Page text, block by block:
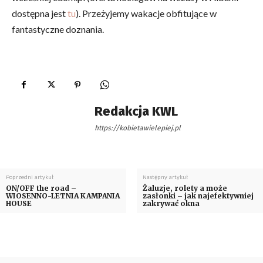
dostępna jesttu). Przeżyjemy wakacje obfitujące w
fantastyczne doznania.
Redakcja KWL
https://kobietawielepiej.pl
Poprzedni artykuł
ON/OFF the road –
WIOSENNO-LETNIA KAMPANIA
HOUSE
Następny artykuł
Żaluzje, rolety a może
zasłonki – jak najefektywniej
zakrywać okna